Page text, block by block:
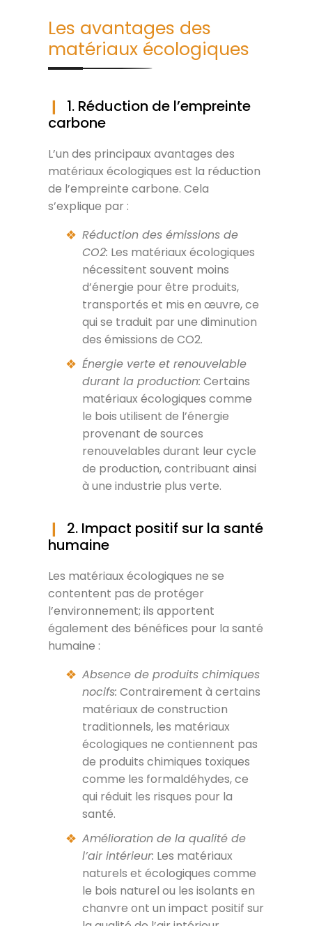
Les avantages des
matériaux écologiques
1. Réduction de l’empreinte
carbone
L’un des principaux avantages des
matériaux écologiques est la réduction
de l’empreinte carbone. Cela
s’explique par :
Réduction des émissions de
CO2: Les matériaux écologiques
nécessitent souvent moins
d’énergie pour être produits,
transportés et mis en œuvre, ce
qui se traduit par une diminution
des émissions de CO2.
Énergie verte et renouvelable
durant la production: Certains
matériaux écologiques comme
le bois utilisent de l’énergie
provenant de sources
renouvelables durant leur cycle
de production, contribuant ainsi
à une industrie plus verte.
2. Impact positif sur la santé
humaine
Les matériaux écologiques ne se
contentent pas de protéger
l’environnement; ils apportent
également des bénéfices pour la santé
humaine :
Absence de produits chimiques
nocifs: Contrairement à certains
matériaux de construction
traditionnels, les matériaux
écologiques ne contiennent pas
de produits chimiques toxiques
comme les formaldéhydes, ce
qui réduit les risques pour la
santé.
Amélioration de la qualité de
l’air intérieur: Les matériaux
naturels et écologiques comme
le bois naturel ou les isolants en
chanvre ont un impact positif sur